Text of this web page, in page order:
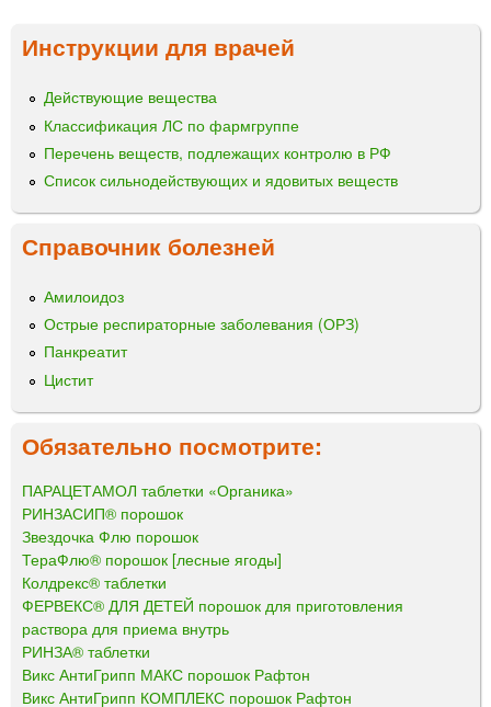
Инструкции для врачей
Действующие вещества
Классификация ЛС по фармгруппе
Перечень веществ, подлежащих контролю в РФ
Список сильнодействующих и ядовитых веществ
Справочник болезней
Амилоидоз
Острые респираторные заболевания (ОРЗ)
Панкреатит
Цистит
Обязательно посмотрите:
ПАРАЦЕТАМОЛ таблетки «Органика»
РИНЗАСИП® порошок
Звездочка Флю порошок
ТераФлю® порошок [лесные ягоды]
Колдрекс® таблетки
ФЕРВЕКС® ДЛЯ ДЕТЕЙ порошок для приготовления
раствора для приема внутрь
РИНЗА® таблетки
Викс АнтиГрипп МАКС порошок Рафтон
Викс АнтиГрипп КОМПЛЕКС порошок Рафтон